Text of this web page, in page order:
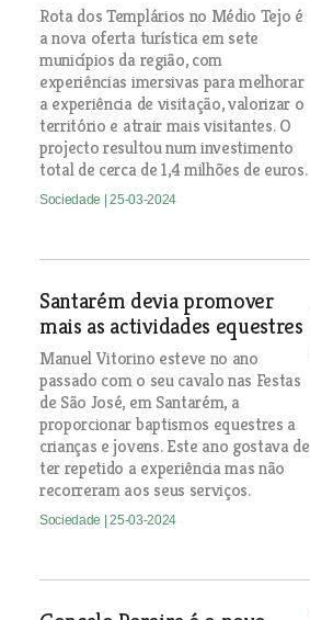
Rota dos Templários no Médio Tejo é
a nova oferta turística em sete
municípios da região, com
experiências imersivas para melhorar
a experiência de visitação, valorizar o
território e atrair mais visitantes. O
projecto resultou num investimento
total de cerca de 1,4 milhões de euros.
Sociedade | 25-03-2024
Santarém devia promover
mais as actividades equestres
Manuel Vitorino esteve no ano
passado com o seu cavalo nas Festas
de São José, em Santarém, a
proporcionar baptismos equestres a
crianças e jovens. Este ano gostava de
ter repetido a experiência mas não
recorreram aos seus serviços.
Sociedade | 25-03-2024